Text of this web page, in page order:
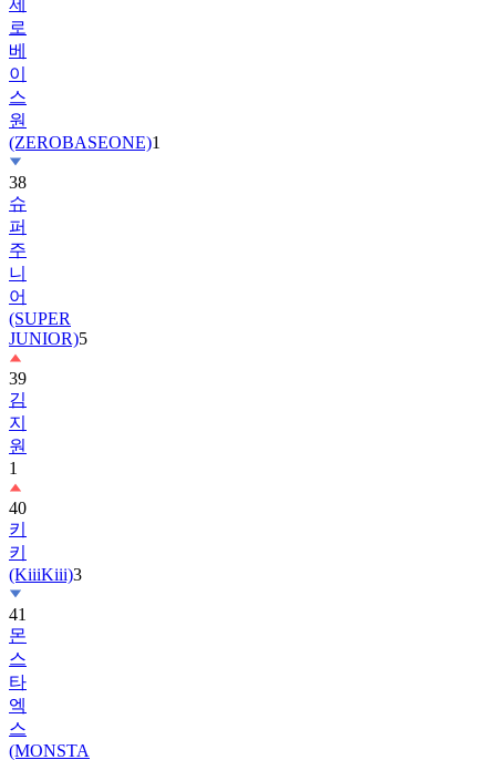
베
이
스
원
(ZEROBASEONE)
38
슈
퍼
주
니
어
(SUPER
JUNIOR)
39
김
지
원
1
40
키
키
(KiiiKiii)
41
몬
스
타
엑
스
(MONSTA
X)